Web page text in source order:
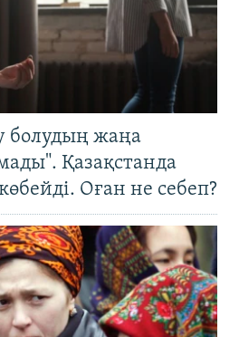
болудың жаңа
Қазақстанда
Оған не себеп?